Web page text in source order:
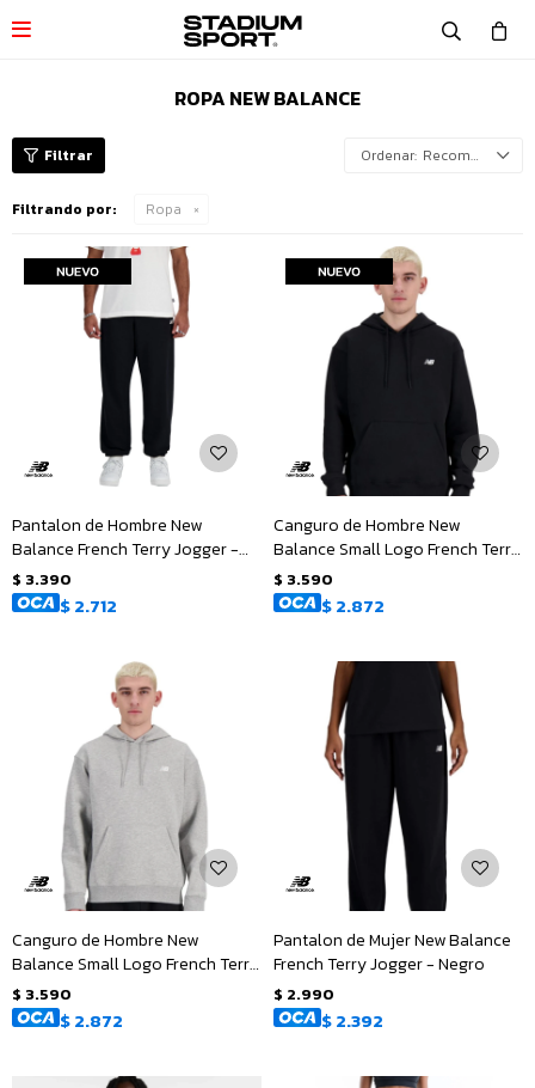

ROPA NEW BALANCE
Recomendados
Filtrando por: Ropa
Pantalon de Hombre New
Balance French Terry Jogger -
Negro
$ 3.390
$2.712
Canguro de Hombre New
Balance Small Logo French Terry
Hoodie - Negro
$ 3.590
$2.872
Canguro de Hombre New
Balance Small Logo French Terry
Hoodie - Gris
$ 3.590
$2.872
Pantalon de Mujer New Balance
French Terry Jogger - Negro
$ 2.990
$2.392